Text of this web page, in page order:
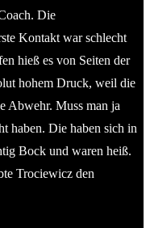
Die
Kontakt war schlecht
hieß es von Seiten der
hohem Druck, weil die
Abwehr. Muss man ja
haben. Die haben sich in
Bock und waren heiß.
Trociewicz den